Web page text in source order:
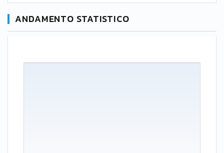
ANDAMENTO STATISTICO